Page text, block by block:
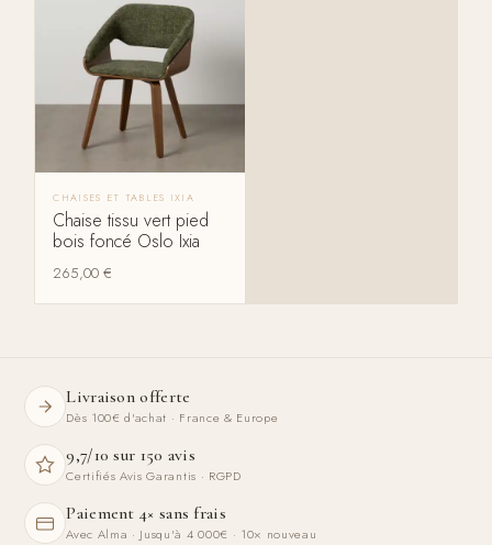
CHAISES ET TABLES IXIA
Chaise tissu vert pied
bois foncé Oslo Ixia
265,00€
Livraison offerte
Dès 100€ d'achat · France & Europe
9,7/10 sur 150 avis
Certifiés Avis Garantis · RGPD
Paiement 4× sans frais
Avec Alma · Jusqu'à 4 000€ · 10× nouveau